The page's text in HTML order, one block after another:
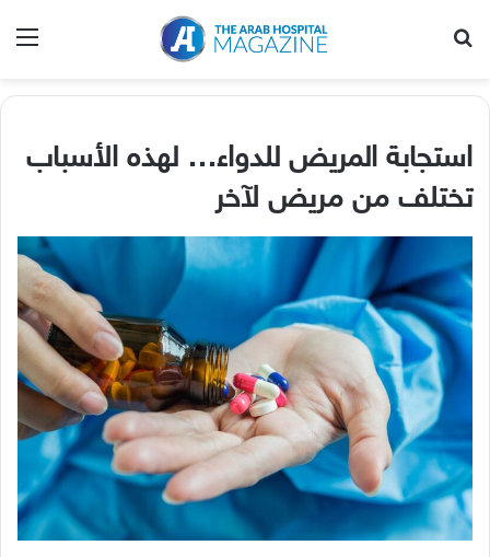
استجابة المريض للدواء… لهذه الأسباب
تختلف من مريض لآخر